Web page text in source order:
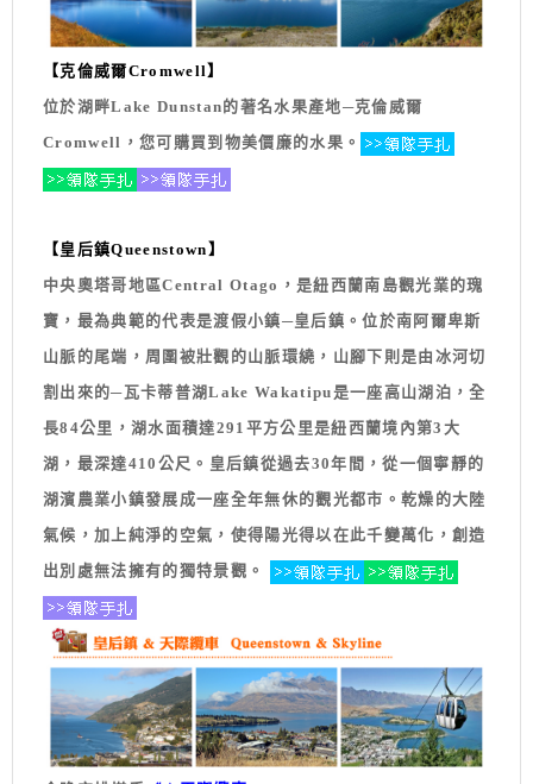
【克倫威爾Cromwell】
位於湖畔Lake Dunstan的著名水果產地─克倫威爾
Cromwell，您可購買到物美價廉的水果。
【皇后鎮Queenstown】
中央奧塔哥地區Central Otago，是紐西蘭南島觀光業的瑰
寶，最為典範的代表是渡假小鎮─皇后鎮。位於南阿爾卑斯
山脈的尾端，周圍被壯觀的山脈環繞，山腳下則是由冰河切
割出來的─瓦卡蒂普湖Lake Wakatipu是一座高山湖泊，全
長84公里，湖水面積達291平方公里是紐西蘭境內第3大
湖，最深達410公尺。皇后鎮從過去30年間，從一個寧靜的
湖濱農業小鎮發展成一座全年無休的觀光都市。乾燥的大陸
氣候，加上純淨的空氣，使得陽光得以在此千變萬化，創造
出別處無法擁有的獨特景觀。